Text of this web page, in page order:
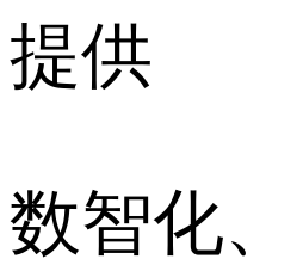
提供
数智化